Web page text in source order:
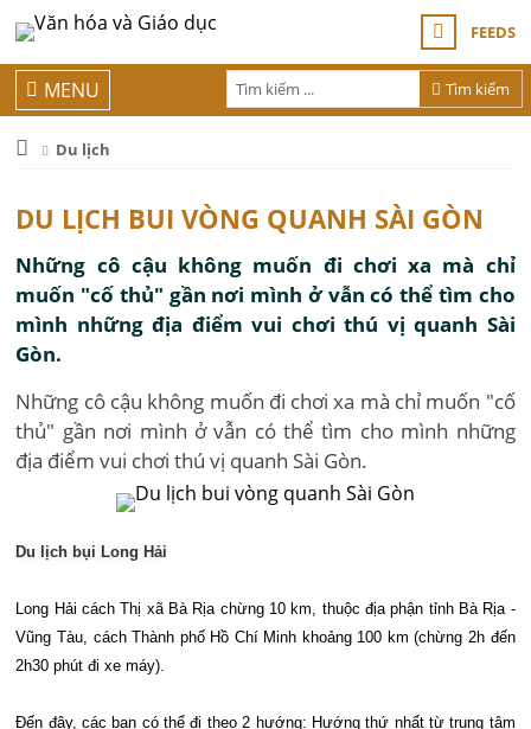
FEEDS
Tìm kiếm
MENU
Du lịch
DU LỊCH BUI VÒNG QUANH SÀI GÒN
Những cô cậu không muốn đi chơi xa mà chỉ
muốn "cố thủ" gần nơi mình ở vẫn có thể tìm cho
mình những địa điểm vui chơi thú vị quanh Sài
Gòn.
Những cô cậu không muốn đi chơi xa mà chỉ muốn "cố
thủ" gần nơi mình ở vẫn có thể tìm cho mình những
địa điểm vui chơi thú vị quanh Sài Gòn.
Du lịch bụi Long Hải
Long Hải cách Thị xã Bà Rịa chừng 10 km, thuộc địa phận tỉnh Bà Rịa -
Vũng Tàu, cách Thành phố Hồ Chí Minh khoảng 100 km (chừng 2h đến
2h30 phút đi xe máy).
Đến đây, các bạn có thể đi theo 2 hướng: Hướng thứ nhất từ trung tâm